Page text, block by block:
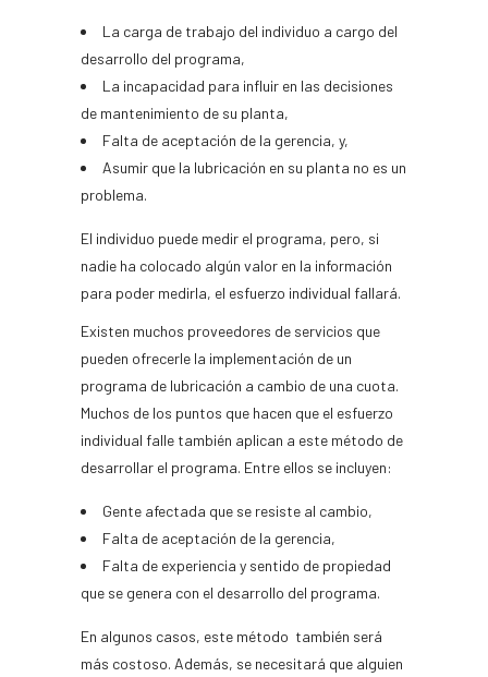
La carga de trabajo del individuo a cargo del
desarrollo del programa,
La incapacidad para influir en las decisiones
de mantenimiento de su planta,
Falta de aceptación de la gerencia, y,
Asumir que la lubricación en su planta no es un
problema.
El individuo puede medir el programa, pero, si
nadie ha colocado algún valor en la información
para poder medirla, el esfuerzo individual fallará.
Existen muchos proveedores de servicios que
pueden ofrecerle la implementación de un
programa de lubricación a cambio de una cuota.
Muchos de los puntos que hacen que el esfuerzo
individual falle también aplican a este método de
desarrollar el programa. Entre ellos se incluyen:
Gente afectada que se resiste al cambio,
Falta de aceptación de la gerencia,
Falta de experiencia y sentido de propiedad
que se genera con el desarrollo del programa.
En algunos casos, este método también será
más costoso. Además, se necesitará que alguien